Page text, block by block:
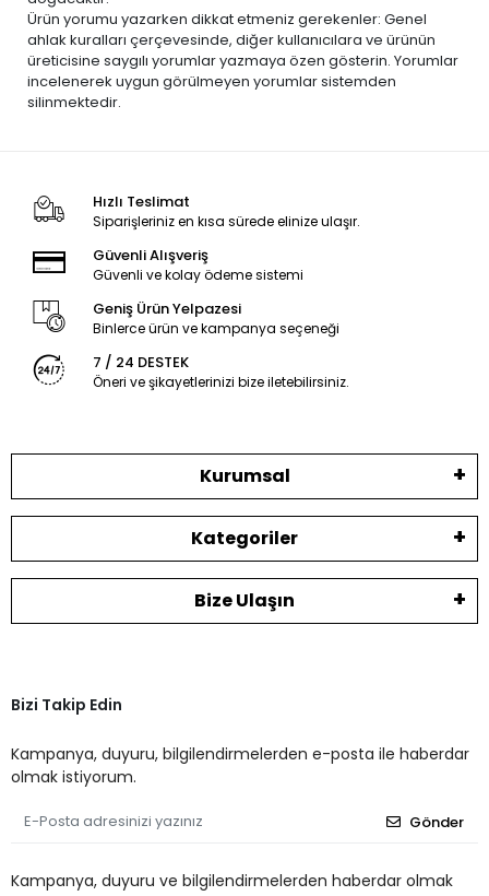
Ürün yorumu yazarken dikkat etmeniz gerekenler: Genel
ahlak kuralları çerçevesinde, diğer kullanıcılara ve ürünün
üreticisine saygılı yorumlar yazmaya özen gösterin. Yorumlar
incelenerek uygun görülmeyen yorumlar sistemden
silinmektedir.
Hızlı Teslimat
Siparişleriniz en kısa sürede elinize ulaşır.
Güvenli Alışveriş
Güvenli ve kolay ödeme sistemi
Geniş Ürün Yelpazesi
Binlerce ürün ve kampanya seçeneği
7 / 24 DESTEK
Öneri ve şikayetlerinizi bize iletebilirsiniz.
Kurumsal
Kategoriler
Bize Ulaşın
Bizi Takip Edin
Kampanya, duyuru, bilgilendirmelerden e-posta ile haberdar
olmak istiyorum.
Gönder
Kampanya, duyuru ve bilgilendirmelerden haberdar olmak